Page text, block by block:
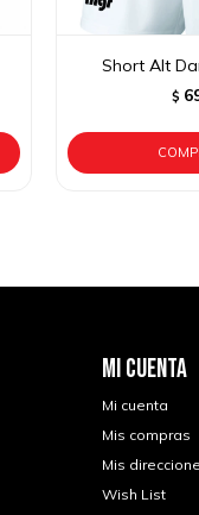
Short Alt
$
MI CUENTA
Mi cuenta
Mis compras
Mis
Wish List